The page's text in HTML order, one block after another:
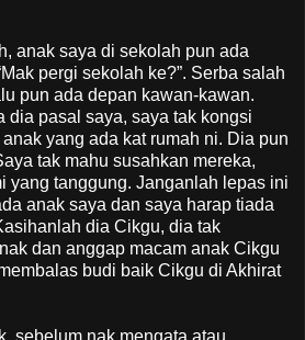
anak saya di sekolah pun ada
pergi sekolah ke?”. Serba salah
pun ada depan kawan-kawan.
dia pasal saya, saya tak kongsi
yang ada kat rumah ni. Dia pun
tak mahu susahkan mereka,
yang tanggung. Janganlah lepas ini
anak saya dan saya harap tiada
dia Cikgu, dia tak
dan anggap macam anak Cikgu
budi baik Cikgu di Akhirat
sebelum nak mengata atau